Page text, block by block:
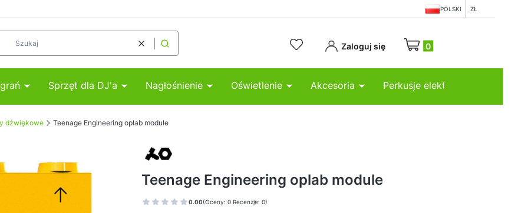
POLSKI ZŁ
WyczyśćSzukaj Zaloguj się Produkty w koszyku: 0. Zobacz
Sprzęt dla DJ'a Nagłośnienie Oświetlenie Akcesoria Perkusje elektroniczne
dźwiękowe Teenage Engineering oplab module
Teenage Engineering oplab module
0.00(Oceny: 0 Recenzje: 0)